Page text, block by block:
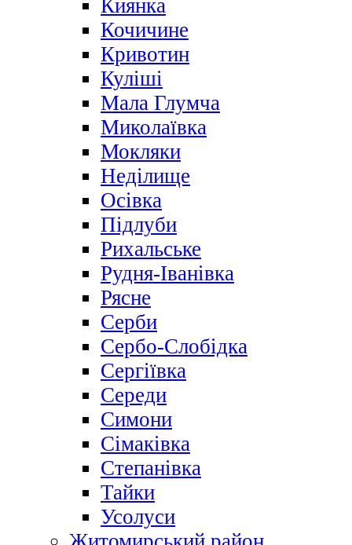
Киянка
Кочичине
Кривотин
Куліші
Мала Глумча
Миколаївка
Мокляки
Неділище
Осівка
Підлуби
Рихальське
Рудня-Іванівка
Рясне
Серби
Сербо-Слобідка
Сергіївка
Середи
Симони
Сімаківка
Степанівка
Тайки
Усолуси